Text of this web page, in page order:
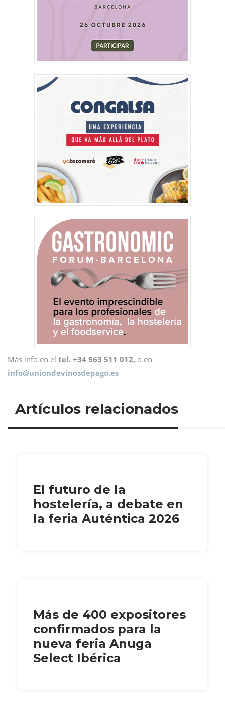
Más info en el tel. +34 963 511 012, o en
info@uniondevinosdepago.es
Artículos relacionados
El futuro de la
hostelería, a debate en
la feria Auténtica 2026
Más de 400 expositores
confirmados para la
nueva feria Anuga
Select Ibérica